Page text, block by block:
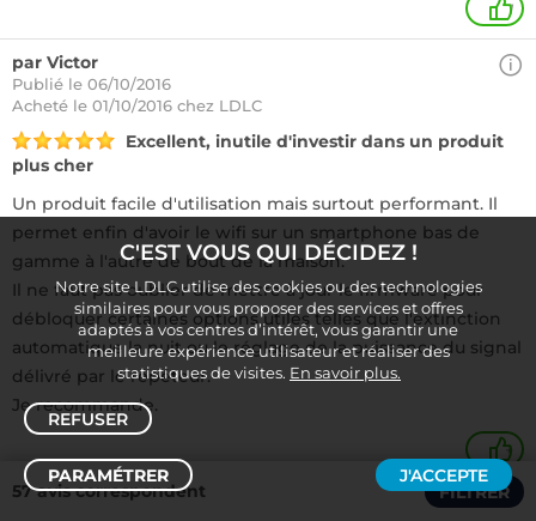
57 avis correspondent FILTRER
Trier /Filtrer
1
par Victor
Publié le 06/10/2016
Acheté le 01/10/2016 chez LDLC
Excellent, inutile d'investir dans un produit
plus cher
Un produit facile d'utilisation mais surtout performant. Il
permet enfin d'avoir le wifi sur un smartphone bas de
gamme à l'autre de bout de la maison.
Il ne faut pas oublier de mettre à jour le firmware pour
débloquer certaines options utiles telles que l'extinction
automatique la nuit ou le réglage de la puissance du signal
délivré par le répéteur.
Je recommande.
+
par Informatique S
C'EST VOUS QUI DÉCIDEZ !
Notre site LDLC utilise des cookies ou des technologies
similaires pour vous proposer des services et offres
adaptés à vos centres d’intérêt, vous garantir une
meilleure expérience utilisateur et réaliser des
statistiques de visites. En savoir plus.
REFUSER
PARAMÉTRER J'ACCEPTE